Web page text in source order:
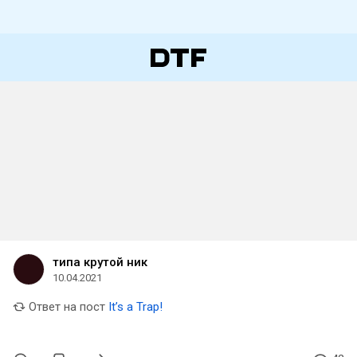
типа крутой ник
10.04.2021
Ответ на пост It’s a Trap!